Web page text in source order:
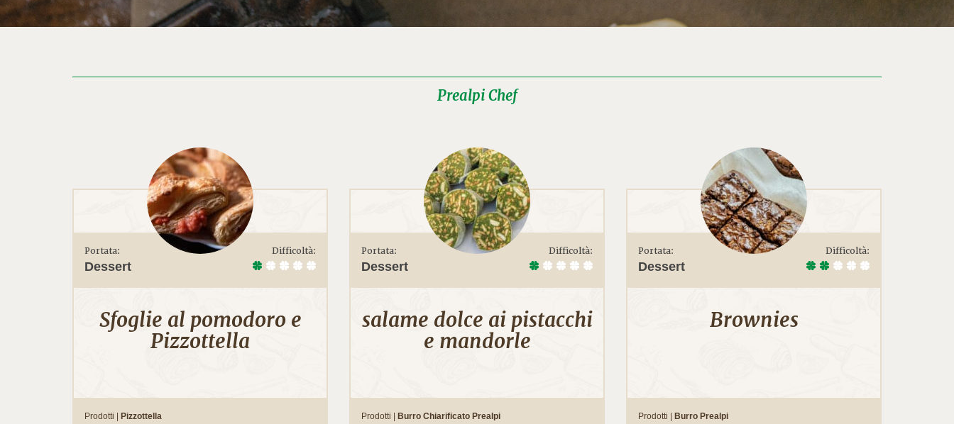
Prealpi Chef
Portata:
Dessert
Difficoltà:
Sfoglie al pomodoro e
Pizzottella
Prodotti | Pizzottella
Portata:
Dessert
Difficoltà:
salame dolce ai pistacchi
e mandorle
Prodotti | Burro Chiarificato Prealpi
Portata:
Dessert
Difficoltà:
Brownies
Prodotti | Burro Prealpi